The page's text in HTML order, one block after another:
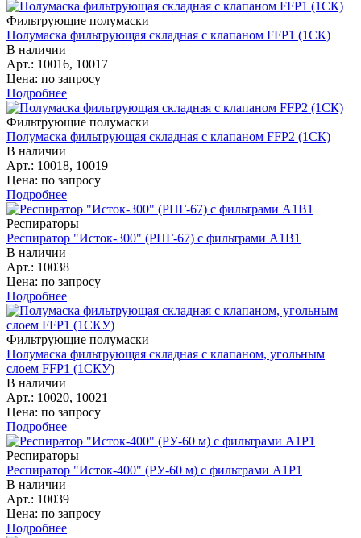
Фильтрующие полумаски
Полумаска фильтрующая складная с клапаном FFP1 (1СК)
В наличии
Арт.: 10016, 10017
Цена: по запросу
Подробнее
Фильтрующие полумаски
Полумаска фильтрующая складная с клапаном FFP2 (1СК)
В наличии
Арт.: 10018, 10019
Цена: по запросу
Подробнее
Респираторы
Респиратор "Исток-300" (РПГ-67) с фильтрами А1В1
В наличии
Арт.: 10038
Цена: по запросу
Подробнее
Фильтрующие полумаски
Полумаска фильтрующая складная с клапаном, угольным
слоем FFP1 (1СКУ)
В наличии
Арт.: 10020, 10021
Цена: по запросу
Подробнее
Респираторы
Респиратор "Исток-400" (РУ-60 м) с фильтрами А1Р1
В наличии
Арт.: 10039
Цена: по запросу
Подробнее